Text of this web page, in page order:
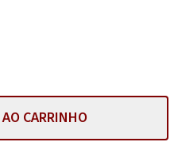
CARRINHO